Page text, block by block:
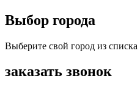
Выбор города
Выберите свой город из списка
заказать звонок